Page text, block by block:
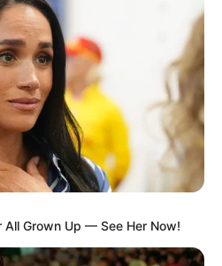
Grown Up — See Her Now!